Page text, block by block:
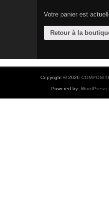
Votre panier est
Retour à la
Copyright © 2026
Powered by: WordPress